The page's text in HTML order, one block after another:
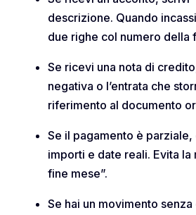
descrizione. Quando
due righe col numero della
Se ricevi una nota di
negativa o l’entrata che
riferimento al documento
Se il pagamento è
importi e date reali. Evita la
fine mese”.
Se hai un movimento